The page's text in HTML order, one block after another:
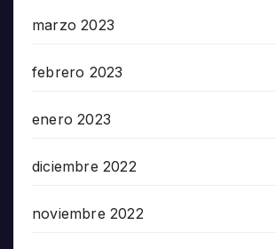
marzo 2023
febrero 2023
enero 2023
diciembre 2022
noviembre 2022